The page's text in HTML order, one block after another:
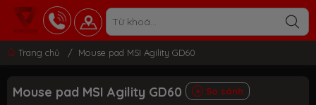
Trang chủ / Mouse pad MSI Agility GD60
Mouse pad MSI Agility GD60 So sánh